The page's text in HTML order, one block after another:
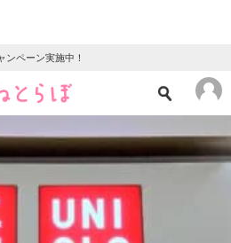
ンペーン実施中！
ニュース
クイズ